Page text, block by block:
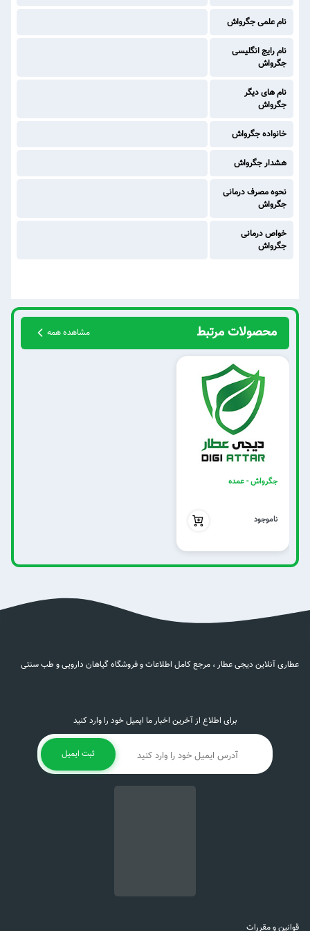
نام علمی جگرواش
نام رایج انگلیسی
جگرواش
نام های دیگر
جگرواش
خانواده جگرواش
هشدار جگرواش
نحوه مصرف درمانی
جگرواش
خواص درمانی
جگرواش
محصولات مرتبط مشاهده همه
جگرواش - عمده
ناموجود
قوانین و مقررات
برای اطلاع از آخرین اخبار ما ایمیل خود را وارد کنید
ثبت ایمیل
عطاری آنلاین دیجی عطار ، مرجع کامل اطلاعات و فروشگاه گیاهان دارویی و طب سنتی